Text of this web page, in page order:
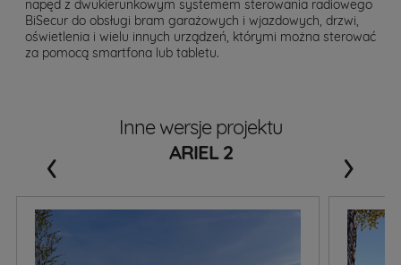
napęd z dwukierunkowym systemem sterowania radiowego
BiSecur do obsługi bram garażowych i wjazdowych, drzwi,
oświetlenia i wielu innych urządzeń, którymi można sterować
za pomocą smartfona lub tabletu.
Inne wersje projektu
ARIEL 2
‹ ›